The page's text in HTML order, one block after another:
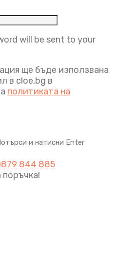
will be sent to your
ще бъде използвана
в cloe.bg в
политиката на
и натисни Enter
844 885
поръчка!